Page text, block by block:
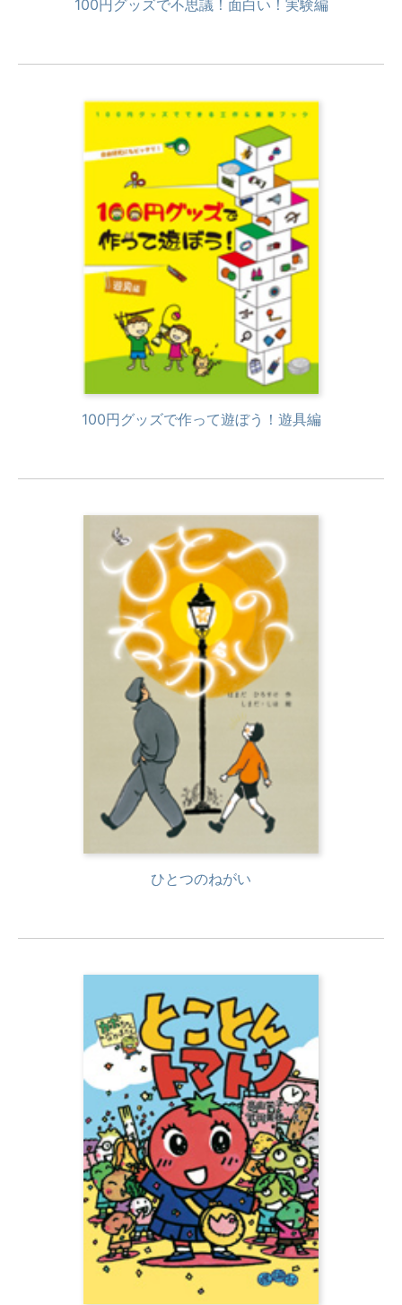
100円グッズで不思議！面白い！実験編
100円グッズで作って遊ぼう！遊具編
ひとつのねがい